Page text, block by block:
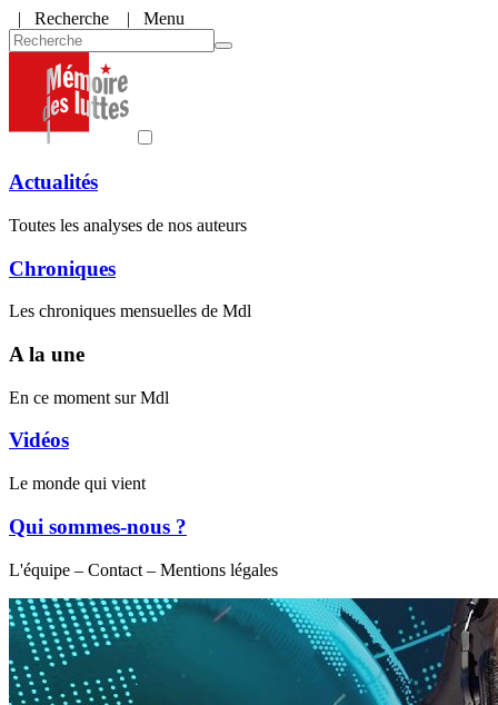
| Recherche | Menu
Actualités
Toutes les analyses de nos auteurs
Chroniques
Les chroniques mensuelles de Mdl
A la une
En ce moment sur Mdl
Vidéos
Le monde qui vient
Qui sommes-nous ?
L'équipe – Contact – Mentions légales